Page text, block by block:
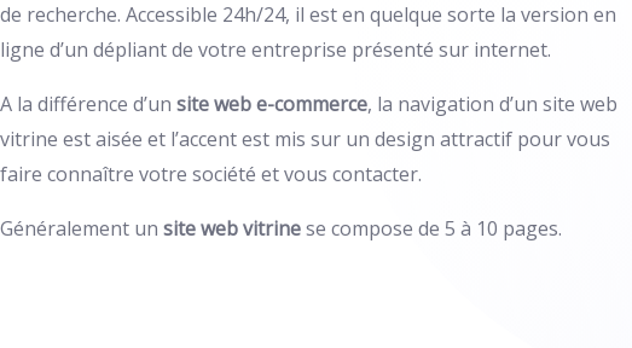
de recherche. Accessible 24h/24, il est en quelque sorte la version en
ligne d’un dépliant de votre entreprise présenté sur internet.
A la différence d’un site web e-commerce, la navigation d’un site web
vitrine est aisée et l’accent est mis sur un design attractif pour vous
faire connaître votre société et vous contacter.
Généralement un site web vitrinese compose de 5 à 10 pages.